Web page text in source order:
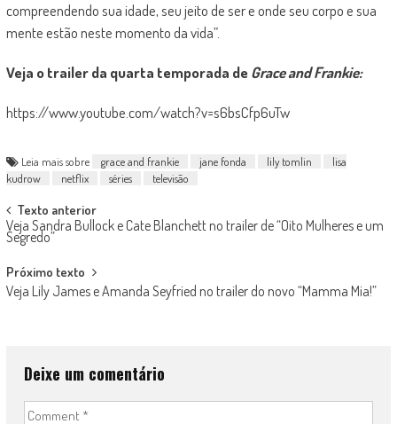
compreendendo sua idade, seu jeito de ser e onde seu corpo e sua
mente estão neste momento da vida”.
Veja o trailer da quarta temporada deGrace and Frankie:
https://www.youtube.com/watch?v=s6bsCfp6uTw
Leia mais sobre grace and frankie jane fonda lily tomlin
lisa
kudrow
netflix séries televisão
Post
navigation
Texto anterior
Veja Sandra Bullock e Cate Blanchett no trailer de “Oito Mulheres e um
Segredo”
Próximo texto
Veja Lily James e Amanda Seyfried no trailer do novo “Mamma Mia!”
Deixe um comentário